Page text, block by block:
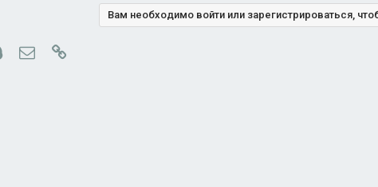
Вам необходимо войти или зарегистрироваться,
SkypeЭлектронная почта